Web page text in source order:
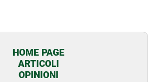
HOME PAGE
ARTICOLI
OPINIONI